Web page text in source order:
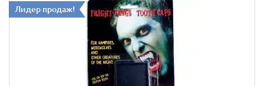
Лидер продаж!